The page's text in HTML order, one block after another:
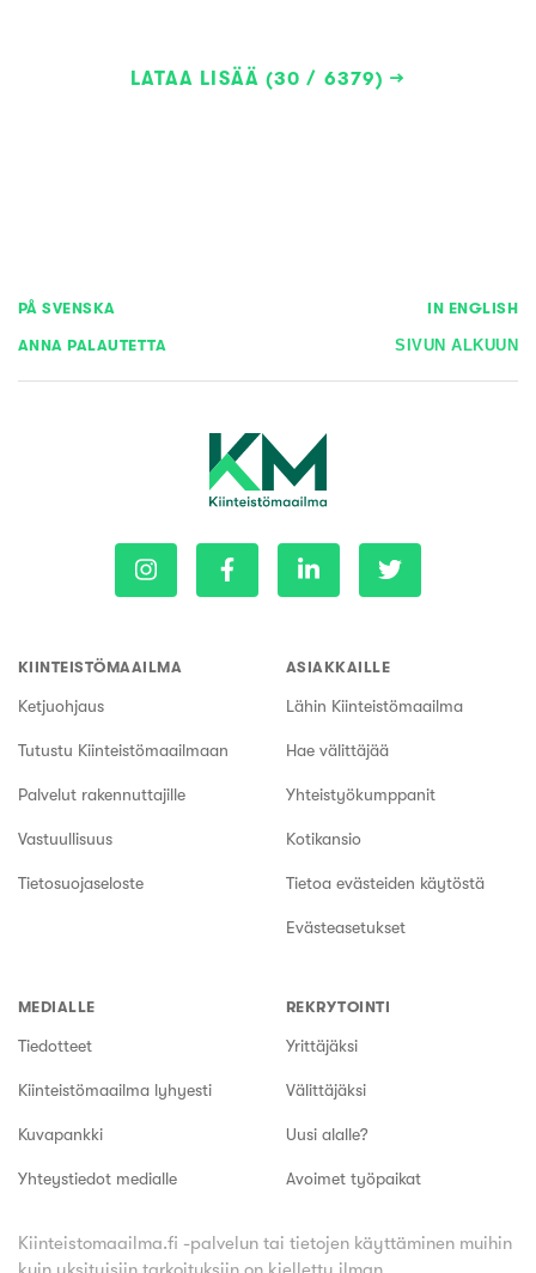
LATAA LISÄÄ (30 / 6379)
PÅ SVENSKA IN ENGLISH
ANNA PALAUTETTA SIVUN ALKUUN
KIINTEISTÖMAAILMA
Ketjuohjaus
Tutustu Kiinteistömaailmaan
Palvelut rakennuttajille
Vastuullisuus
Tietosuojaseloste
ASIAKKAILLE
Lähin Kiinteistömaailma
Hae välittäjää
Yhteistyökumppanit
Kotikansio
Tietoa evästeiden käytöstä
Evästeasetukset
MEDIALLE
Tiedotteet
Kiinteistömaailma lyhyesti
Kuvapankki
Yhteystiedot medialle
REKRYTOINTI
Yrittäjäksi
Välittäjäksi
Uusi alalle?
Avoimet työpaikat
Kiinteistomaailma.fi -palvelun tai tietojen käyttäminen muihin